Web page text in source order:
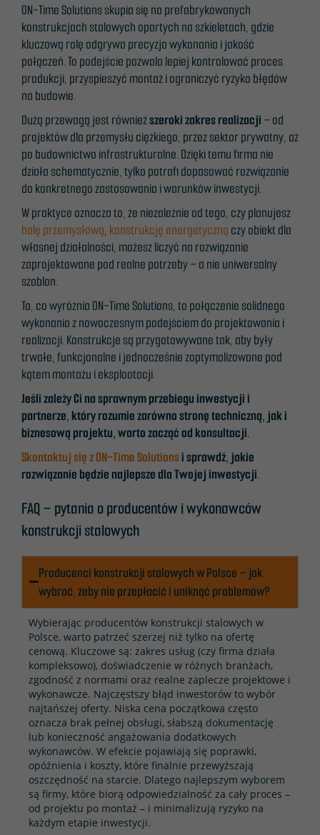
ON-Time Solutions skupia się na prefabrykowanych
konstrukcjach stalowych opartych na szkieletach, gdzie
kluczową rolę odgrywa precyzja wykonania i jakość
połączeń. To podejście pozwala lepiej kontrolować proces
produkcji, przyspieszyć montaż i ograniczyć ryzyko błędów
na budowie.
Dużą przewagą jest równieższeroki zakres realizacji – od
projektów dla przemysłu ciężkiego, przez sektor prywatny, aż
po budownictwo infrastrukturalne. Dzięki temu firma nie
działa schematycznie, tylko potrafi dopasować rozwiązanie
do konkretnego zastosowania i warunków inwestycji.
W praktyce oznacza to, że niezależnie od tego, czy planujesz
halę przemysłową, konstrukcję energetyczną czy obiekt dla
własnej działalności, możesz liczyć na rozwiązanie
zaprojektowane pod realne potrzeby – a nie uniwersalny
szablon.
To, co wyróżnia ON-Time Solutions, to połączenie solidnego
wykonania z nowoczesnym podejściem do projektowania i
realizacji. Konstrukcje są przygotowywane tak, aby były
trwałe, funkcjonalne i jednocześnie zoptymalizowane pod
kątem montażu i eksploatacji.
Jeśli zależy Ci na sprawnym przebiegu inwestycji i
partnerze, który rozumie zarówno stronę techniczną, jak i
biznesową projektu, warto zacząć od konsultacji.
Skontaktuj się z ON-Time Solutionsi sprawdź, jakie
rozwiązanie będzie najlepsze dla Twojej inwestycji.
FAQ – pytania o producentów i wykonawców
konstrukcji stalowych
Producenci konstrukcji stalowych w Polsce – jak
wybrać, żeby nie przepłacić i uniknąć problemów?
Wybierając producentów konstrukcji stalowych w
Polsce, warto patrzeć szerzej niż tylko na ofertę
cenową. Kluczowe są: zakres usług (czy firma działa
kompleksowo), doświadczenie w różnych branżach,
zgodność z normami oraz realne zaplecze projektowe i
wykonawcze. Najczęstszy błąd inwestorów to wybór
najtańszej oferty. Niska cena początkowa często
oznacza brak pełnej obsługi, słabszą dokumentację
lub konieczność angażowania dodatkowych
wykonawców. W efekcie pojawiają się poprawki,
opóźnienia i koszty, które finalnie przewyższają
oszczędność na starcie. Dlatego najlepszym wyborem
są firmy, które biorą odpowiedzialność za cały proces –
od projektu po montaż – i minimalizują ryzyko na
każdym etapie inwestycji.